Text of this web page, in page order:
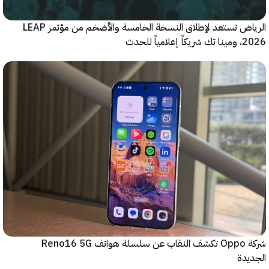
الرياض تستعد لإطلاق النسخة الخامسة والأضخم من مؤتمر LEAP
للحدث
شركة Oppo تكشف النقاب عن سلسلة هواتف Reno16 5G